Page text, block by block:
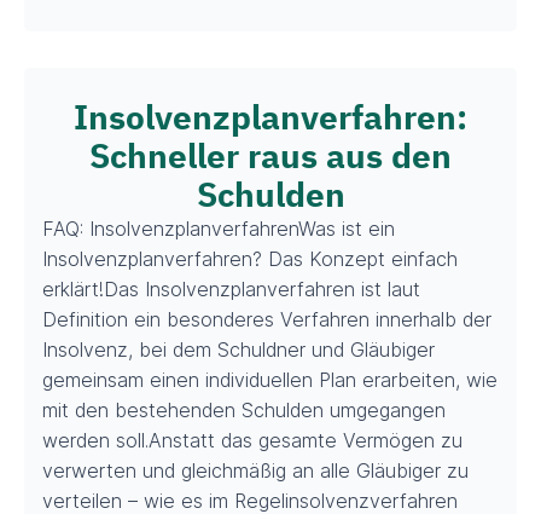
Insolvenzplanverfahren:
Schneller raus aus den
Schulden
FAQ: InsolvenzplanverfahrenWas ist ein
Insolvenzplanverfahren? Das Konzept einfach
erklärt!Das Insolvenzplanverfahren ist laut
Definition ein besonderes Verfahren innerhalb der
Insolvenz, bei dem Schuldner und Gläubiger
gemeinsam einen individuellen Plan erarbeiten, wie
mit den bestehenden Schulden umgegangen
werden soll.Anstatt das gesamte Vermögen zu
verwerten und gleichmäßig an alle Gläubiger zu
verteilen – wie es im Regelinsolvenzverfahren